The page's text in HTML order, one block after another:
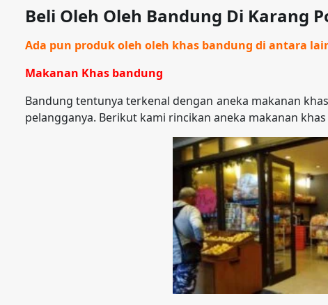
Beli Oleh Oleh Bandung Di Karang
Ada pun produk oleh oleh khas bandung di antara
Makanan Khas bandung
Bandung tentunya terkenal dengan aneka makanan
pelangganya. Berikut kami rincikan aneka makanan